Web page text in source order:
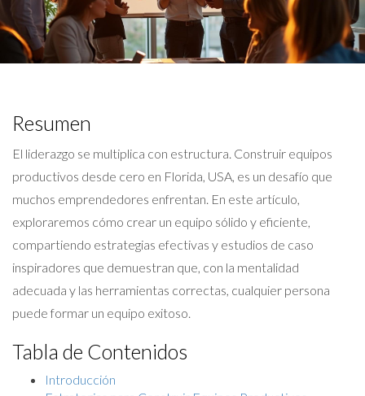
Resumen
El liderazgo se multiplica con estructura. Construir equipos
productivos desde cero en Florida, USA, es un desafío que
muchos emprendedores enfrentan. En este artículo,
exploraremos cómo crear un equipo sólido y eficiente,
compartiendo estrategias efectivas y estudios de caso
inspiradores que demuestran que, con la mentalidad
adecuada y las herramientas correctas, cualquier persona
puede formar un equipo exitoso.
Tabla de Contenidos
Introducción